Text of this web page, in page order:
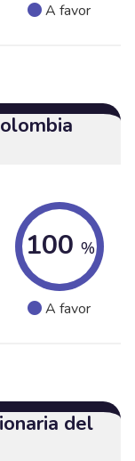
A favor
100 %
A favor
del